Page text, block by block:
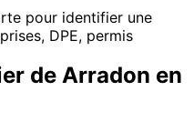
pour identifier une
DPE, permis
de Arradon en